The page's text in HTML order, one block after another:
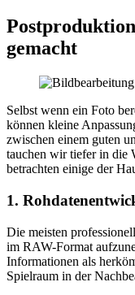
gemacht
Selbst wenn ein Foto
können kleine
zwischen einem guten
tauchen wir tiefer in die
betrachten einige der
1.
Die meisten
im RAW-Format
Informationen als
Spielraum in der